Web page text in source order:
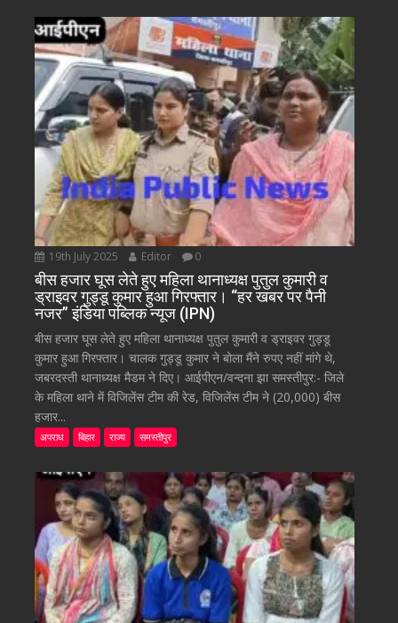
19th July 2025 Editor 0
बीस हजार घूस लेते हुए महिला थानाध्यक्ष पुतुल कुमारी व
ड्राइवर गुड्डू कुमार हुआ गिरफ्तार। “हर खबर पर पैनी
नजर” इंडिया पब्लिक न्यूज (IPN)
बीस हजार घूस लेते हुए महिला थानाध्यक्ष पुतुल कुमारी व ड्राइवर गुड्डू
कुमार हुआ गिरफ्तार। चालक गुड्डू कुमार ने बोला मैंने रुपए नहीं मांगे थे,
जबरदस्ती थानाध्यक्ष मैडम ने दिए। आईपीएन/वन्दना झा समस्तीपुर:- जिले
के महिला थाने में विजिलेंस टीम की रेड, विजिलेंस टीम ने (20,000) बीस
हजार...
अपराध बिहार राज्य समस्तीपुर